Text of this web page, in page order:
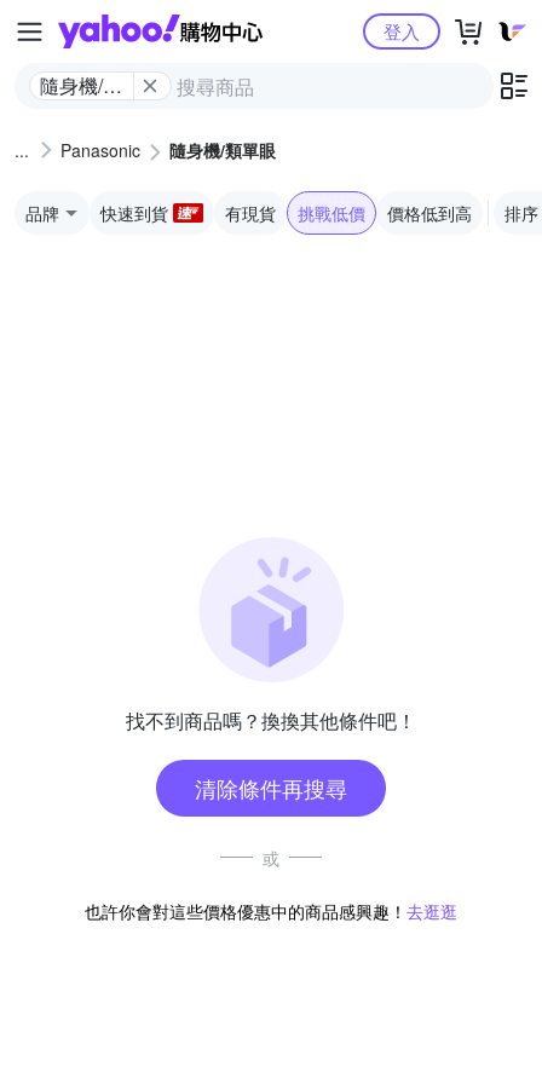
Yahoo購物中心
隨身機/類
登入
Panasonic 隨身機/類單眼
品牌 快速到貨 有現貨 挑戰低價 價格低到高 排序
找不到商品嗎？換換其他條件吧！
清除條件再搜尋
或
也許你會對這些價格優惠中的商品感興趣！ 去逛逛